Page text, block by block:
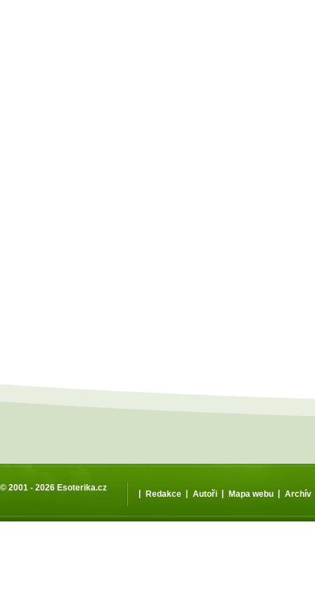
© 2001 - 2026 Esoterika.cz
| Redakce | Autoři | Mapa webu | Archív